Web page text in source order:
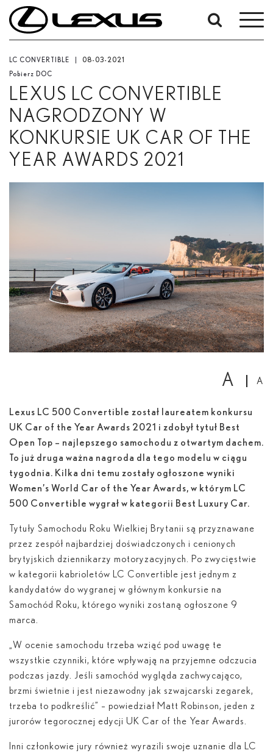
LC CONVERTIBLE 08-03-2021
Pobierz DOC
LEXUS LC CONVERTIBLE
NAGRODZONY W
KONKURSIE UK CAR OF THE
YEAR AWARDS 2021
A A
Lexus LC 500 Convertible został laureatem konkursu
UK Car of the Year Awards 2021 i zdobył tytuł Best
Open Top – najlepszego samochodu z otwartym dachem.
To już druga ważna nagroda dla tego modelu w ciągu
tygodnia. Kilka dni temu zostały ogłoszone wyniki
Women’s World Car of the Year Awards, w którym LC
500 Convertible wygrał w kategorii Best Luxury Car.
Tytuły Samochodu Roku Wielkiej Brytanii są przyznawane
przez zespół najbardziej doświadczonych i cenionych
brytyjskich dziennikarzy motoryzacyjnych. Po zwycięstwie
w kategorii kabrioletów LC Convertible jest jednym z
kandydatów do wygranej w głównym konkursie na
Samochód Roku, którego wyniki zostaną ogłoszone 9
marca.
„W ocenie samochodu trzeba wziąć pod uwagę te
wszystkie czynniki, które wpływają na przyjemne odczucia
podczas jazdy. Jeśli samochód wygląda zachwycająco,
brzmi świetnie i jest niezawodny jak szwajcarski zegarek,
trzeba to podkreślić” – powiedział Matt Robinson, jeden z
jurorów tegorocznej edycji UK Car of the Year Awards.
Inni członkowie jury również wyrazili swoje uznanie dla LC
W
okresie
-
Do
Data rozpoczęcia
Zakończ
Szukaj